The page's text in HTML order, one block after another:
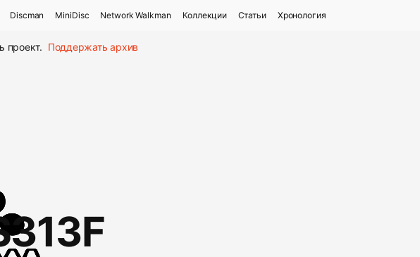
Discman MiniDisc Network Walkman Коллекции Статьи Хронология
проект. Поддержать архив